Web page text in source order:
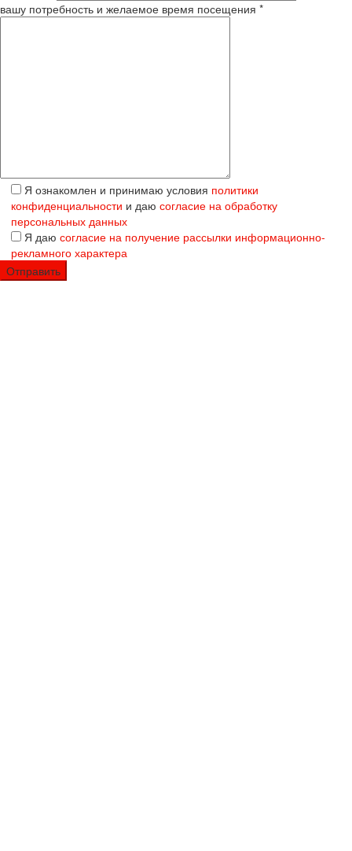
вашу потребность и желаемое время посещения *
Я ознакомлен и принимаю условия политики
конфиденциальности и даю согласие на обработку
персональных данных
Я даю согласие на получение рассылки информационно-
рекламного характера